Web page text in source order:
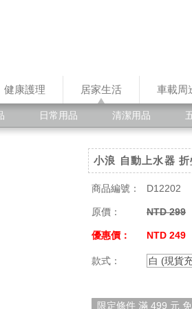
健康護理 居家生活 車載周
日常用品 清潔用品
小浪 自動上水器 折
商品編號： D12202
原價： NTD 299
優惠價： NTD 249
款式： 白 (現貨
限定條件 滿 499 元